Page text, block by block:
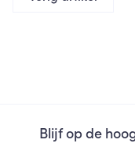
Blijf op de